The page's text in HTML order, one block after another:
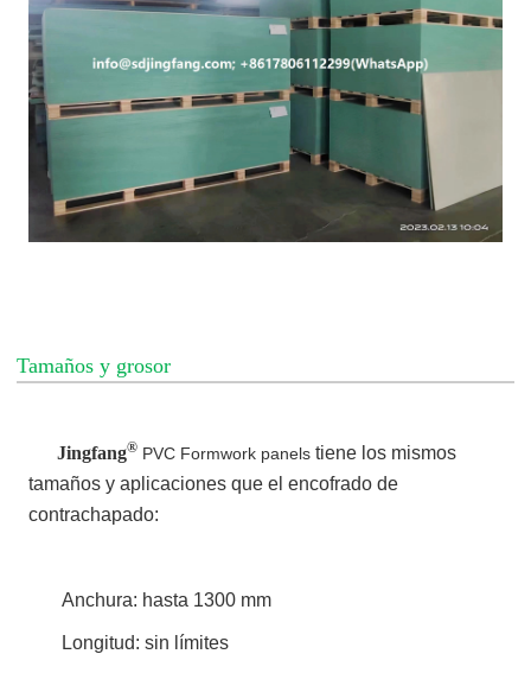
Tamaños y grosor
Jingfang® PVC Formwork panels tiene los mismos
tamaños y aplicaciones que el encofrado de
contrachapado:
Anchura: hasta 1300 mm
Longitud: sin límites